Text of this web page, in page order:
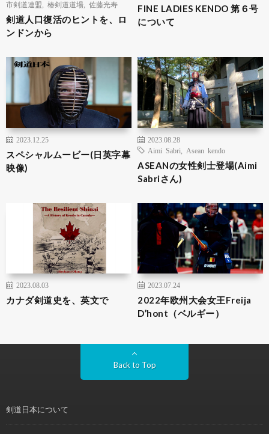
市剣道連盟
椿剣道道場 佐藤光寿
剣道人口復活のヒントを、ロ
ンドンから
FINE LADIES KENDO 第６号
について
2023.12.25
スペシャルムービー(日英字幕
映像)
2023.08.28
Aimi Sabri
Asean kendo
ASEANの女性剣士登場(Aimi
Sabriさん)
2023.08.03
カナダ剣道史を、英文で
2023.07.24
2022年欧州大会女王Freija
D’hont（ベルギー）
Back to Top
剣道日本について